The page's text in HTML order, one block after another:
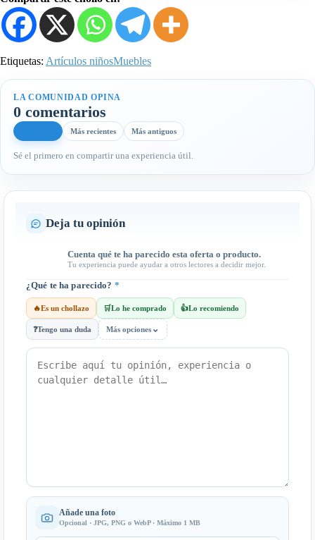
Etiquetas: Artículos niñosMuebles
LA COMUNIDAD OPINA
0 comentarios
Más recientes Más antiguos
Sé el primero en compartir una experiencia útil.
Deja tu opinión
Cuenta qué te ha parecido esta oferta o producto.
Tu experiencia puede ayudar a otros lectores a decidir mejor.
¿Qué te ha parecido? *
🔥Es un chollazo 🛒Lo he comprado 👍Lo recomiendo
❓Tengo una duda Más opciones ⌄
Añade una foto
Opcional · JPG, PNG o WebP · Máximo 1 MB